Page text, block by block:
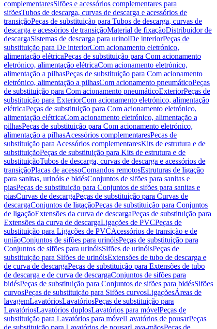
complementaresSifões e acessórios complementares para
sifõesTubos de descarga, curvas de descarga e acessórios de
transiçãoPeças de substituição para Tubos de descarga, curvas de
descarga e acessórios de transiçãoMaterial de fixaçãoDistribuidor de
descargaSistemas de descarga para urinolDe interiorPeças de
substituição para De interiorCom acionamento eletrónico,
alimentação elétricaPeças de substituição para Com acionamento
eletrónico, alimentação elétricaCom acionamento eletrónico,
alimentação a pilhasPeças de substituição para Com acionamento
eletrónico, alimentação a pilhasCom acionamento pneumáticoPeças
de substituição para Com acionamento pneumáticoExteriorPeças de
substituição para ExteriorCom acionamento eletrónico, alimentação
elétricaPeças de substituição para Com acionamento eletrónico,
alimentação elétricaCom acionamento eletrónico, alimentação a
pilhasPeças de substituição para Com acionamento eletrónico,
alimentação a pilhasAcessórios complementaresPeças de
substituição para Acessórios complementaresKits de estrutura e de
substituiçãoPeças de substituição para Kits de estrutura e de
substituiçãoTubos de descarga, curvas de descarga e acessórios de
transiçãoPlacas de acessoComandos remotosEstruturas de ligação
para sanitas, urinóis e bidésConjuntos de sifões para sanitas e
piasPeças de substituição para Conjuntos de sifões para sanitas e
piasCurvas de descargaPeças de substituição para Curvas de
descargaConjuntos de ligaçãoPeças de substituição para Conjuntos
de ligaçãoExtensões da curva de descargaPeças de substituição para
Extensões da curva de descargaLigações de PVCPeças de
substituição para Ligações de PVCAcessórios de transição e de
uniãoConjuntos de sifões para urinóisPeças de substituição para
Conjuntos de sifões para urinóisSifões de urinóisPeças de
substituição para Sifões de urinóisExtensões de tubo de descarga e
de curva de descargaPeças de substituição para Extensões de tubo
de descarga e de curva de descargaConjuntos de sifões para
bidésPeças de substituição para Conjuntos de sifões para bidésSifões
curvosPeças de substituição para Sifões curvosLigaçõesÁreas de
lavagemLavatóriosLavatóriosPeças de substituição para
LavatóriosLavatórios duplosLavatórios para móvelPeças de
substituição para Lavatórios para móvelLavatórios de pousarPeças
de substituição para Lavatórios de pousarLava-mãosPeças de